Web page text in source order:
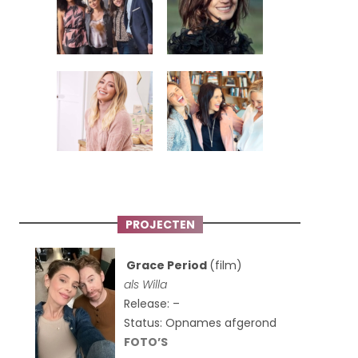
PROJECTEN
Grace Period (film)
als Willa
Release: –
Status: Opnames afgerond
FOTO’S